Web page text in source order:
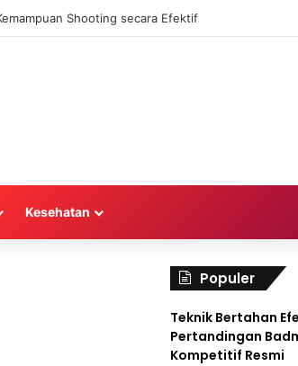
Shooting secara Efektif
Kesehatan
Populer
Teknik Bertahan
Pertandingan
Kompetitif Resmi